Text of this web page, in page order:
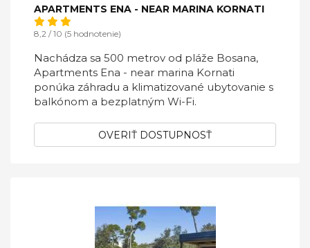
APARTMENTS ENA - NEAR MARINA KORNATI
8,2 / 10 (5 hodnotenie)
Nachádza sa 500 metrov od pláže Bosana,
Apartments Ena - near marina Kornati
ponúka záhradu a klimatizované ubytovanie s
balkónom a bezplatným Wi-Fi.
OVERIŤ DOSTUPNOSŤ